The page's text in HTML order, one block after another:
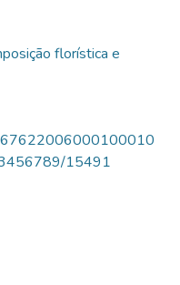
florística e
15491